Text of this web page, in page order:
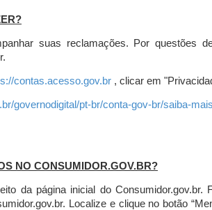
suas reclamações. Por questões
contas.acesso.gov.br , clicar em
governodigital/pt-br/conta-gov-br/saiba-
NO CONSUMIDOR.GOV.BR?
da página inicial do
Localize e clique no botão